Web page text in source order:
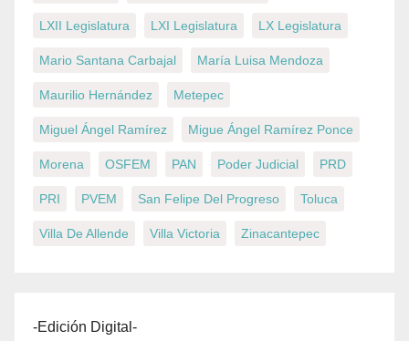
LXII Legislatura LXI Legislatura LX Legislatura
Mario Santana Carbajal María Luisa Mendoza
Maurilio Hernández Metepec
Miguel Ángel Ramírez Migue Ángel Ramírez Ponce
Morena OSFEM PAN Poder Judicial PRD
PRI PVEM San Felipe Del Progreso Toluca
Villa De Allende Villa Victoria Zinacantepec
-Edición Digital-